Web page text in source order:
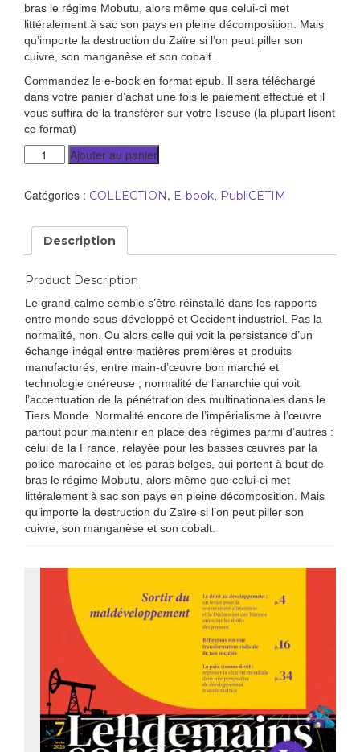
bras le régime Mobutu, alors même que celui-ci met
littéralement à sac son pays en pleine décomposition. Mais
qu’importe la destruction du Zaïre si l’on peut piller son
cuivre, son manganèse et son cobalt.
Commandez le e-book en format epub. Il sera téléchargé
dans votre panier d’achat une fois le paiement effectué et il
vous suffira de la transférer sur votre liseuse (la plupart lisent
ce format)
Ajouter au panier
Catégories : COLLECTION , E-book, PubliCETIM
Description
Product Description
Le grand calme semble s’être réinstallé dans les rapports
entre monde sous-développé et Occident industriel. Pas la
normalité, non. Ou alors celle qui voit la persistance d’un
échange inégal entre matières premières et produits
manufacturés, entre main-d’œuvre bon marché et
technologie onéreuse ; normalité de l’anarchie qui voit
l’accentuation de la pénétration des multinationales dans le
Tiers Monde. Normalité encore de l’impérialisme à l’œuvre
partout pour maintenir en place des régimes parmi d’autres :
celui de la France, relayée pour les basses œuvres par la
police marocaine et les paras belges, qui portent à bout de
bras le régime Mobutu, alors même que celui-ci met
littéralement à sac son pays en pleine décomposition. Mais
qu’importe la destruction du Zaïre si l’on peut piller son
cuivre, son manganèse et son cobalt.